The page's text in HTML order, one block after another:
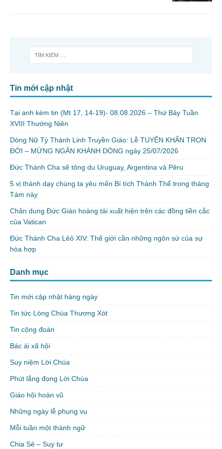
Tin mới cập nhật
Tại anh kém tin (Mt 17, 14-19)- 08.08.2026 – Thứ Bảy Tuần
XVIII Thường Niên
Dòng Nữ Tỳ Thánh Linh Truyền Giáo: Lễ TUYÊN KHẤN TRỌN
ĐỜI – MỪNG NGÂN KHÁNH DÒNG ngày 25/07/2026
Đức Thánh Cha sẽ tông du Uruguay, Argentina và Pêru
5 vị thánh dạy chúng ta yêu mến Bí tích Thánh Thể trong tháng
Tám này
Chân dung Đức Giáo hoàng tái xuất hiện trên các đồng tiền cắc
của Vatican
Đức Thánh Cha Lêô XIV: Thế giới cần những ngôn sứ của sự
hòa hợp
Danh mục
Tin mới cập nhật hàng ngày
Tin tức Lòng Chúa Thương Xót
Tin cộng đoàn
Bác ái xã hội
Suy niệm Lời Chúa
Phút lắng đọng Lời Chúa
Giáo hội hoàn vũ
Những ngày lễ phụng vụ
Mỗi tuần một thành ngữ
Chia Sẻ – Suy tư